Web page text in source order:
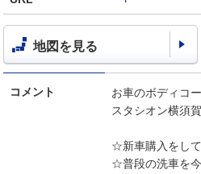
地図を見る
コメント
お車のボディコ
スタシオン横須
☆新車購入をし
☆普段の洗車を